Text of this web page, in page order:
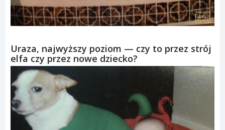
Uraza, najwyższy poziom — czy to przez strój
elfa czy przez nowe dziecko?